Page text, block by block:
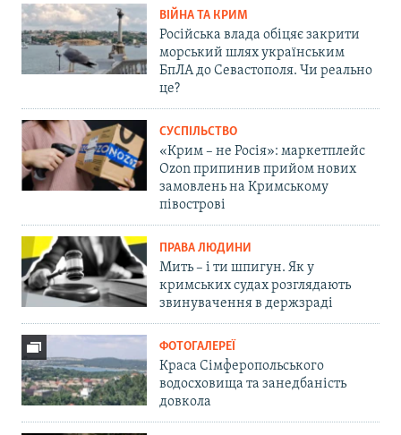
ВІЙНА ТА КРИМ
Російська влада обіцяє закрити
морський шлях українським
БпЛА до Севастополя. Чи реально
це?
СУСПІЛЬСТВО
«Крим – не Росія»: маркетплейс
Ozon припинив прийом нових
замовлень на Кримському
півострові
ПРАВА ЛЮДИНИ
Мить – і ти шпигун. Як у
кримських судах розглядають
звинувачення в держзраді
ФОТОГАЛЕРЕЇ
Краса Сімферопольського
водосховища та занедбаність
довкола